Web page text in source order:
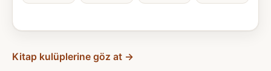
Kitap kulüplerine göz at →